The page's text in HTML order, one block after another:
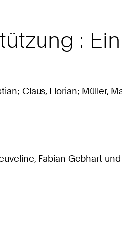
:
Claus, Florian; Müller,
Fabian Gebhart